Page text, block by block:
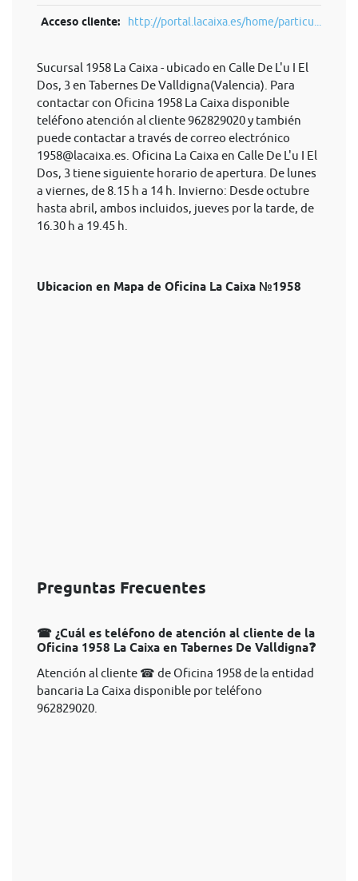
Acceso cliente: http://portal.lacaixa.es/home/particu...
Sucursal 1958 La Caixa - ubicado en Calle De L'u I El
Dos, 3 en Tabernes De Valldigna(Valencia). Para
contactar con Oficina 1958 La Caixa disponible
teléfono atención al cliente 962829020 y también
puede contactar a través de correo electrónico
1958@lacaixa.es . Oficina La Caixa en Calle De L'u I El
Dos, 3 tiene siguiente horario de apertura. De lunes
a viernes, de 8.15 h a 14 h. Invierno: Desde octubre
hasta abril, ambos incluidos, jueves por la tarde, de
16.30 h a 19.45 h.
Ubicacion en Mapa de Oficina La Caixa №1958
Preguntas Frecuentes
☎ ¿Cuál es teléfono de atención al cliente de la
Oficina 1958 La Caixa en Tabernes De Valldigna❓
Atención al cliente ☎ de Oficina 1958 de la entidad
bancaria La Caixa disponible por teléfono
962829020.